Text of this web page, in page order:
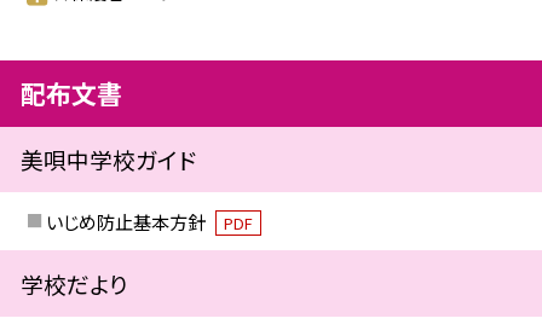
配布文書
美唄中学校ガイド
いじめ防止基本方針 PDF
学校だより